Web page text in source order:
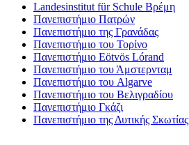
Landesinstitut für Schule Βρέμη
Πανεπιστήμιο Πατρών
Πανεπιστήμιο της Γρανάδας
Πανεπιστήμιο του Τορίνο
Πανεπιστήμιο Eötvös Lórand
Πανεπιστήμιο του Άμστερνταμ
Πανεπιστήμιο του Algarve
Πανεπιστήμιο του Βελιγραδίου
Πανεπιστήμιο Γκάζι
Πανεπιστήμιο της Δυτικής Σκωτίας